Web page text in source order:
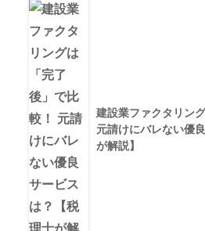
建設業ファクタリン
元請けにバレない優
が解説】